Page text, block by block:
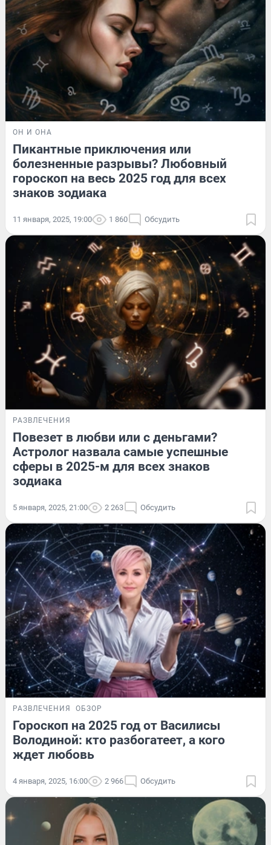
ОН И ОНА
Пикантные приключения или
болезненные разрывы? Любовный
гороскоп на весь 2025 год для всех
знаков зодиака
11 января, 2025, 19:00 1 860 Обсудить
РАЗВЛЕЧЕНИЯ
Повезет в любви или с деньгами?
Астролог назвала самые успешные
сферы в 2025-м для всех знаков
зодиака
5 января, 2025, 21:00 2 263 Обсудить
РАЗВЛЕЧЕНИЯ ОБЗОР
Гороскоп на 2025 год от Василисы
Володиной: кто разбогатеет, а кого
ждет любовь
4 января, 2025, 16:00 2 966 Обсудить